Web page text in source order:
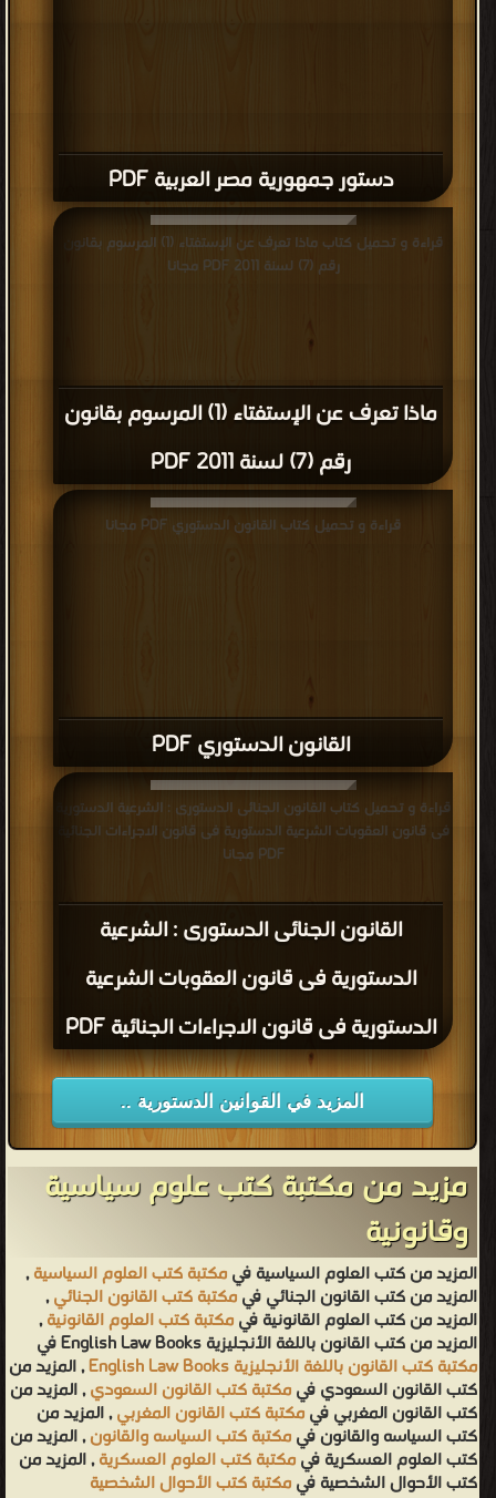
دستور جمهورية مصر العربية PDF
ماذا تعرف عن الإستفتاء (1) المرسوم بقانون
رقم (7) لسنة 2011 PDF
قراءة و تحميل كتاب ماذا تعرف عن الإستفتاء (1) المرسوم بقانون
رقم (7) لسنة 2011 PDF مجانا
القانون الدستوري PDF
قراءة و تحميل كتاب القانون الدستوري PDF مجانا
القانون الجنائى الدستورى : الشرعية
الدستورية فى قانون العقوبات الشرعية
الدستورية فى قانون الاجراءات الجنائية PDF
قراءة و تحميل كتاب القانون الجنائى الدستورى : الشرعية الدستورية
فى قانون العقوبات الشرعية الدستورية فى قانون الاجراءات الجنائية
PDF مجانا
المزيد في القوانين الدستورية ..
مزيد من مكتبة كتب علوم سياسية
وقانونية
المزيد من كتب العلوم السياسية فيمكتبة كتب العلوم السياسية,
المزيد من كتب القانون الجنائي فيمكتبة كتب القانون الجنائي,
المزيد من كتب العلوم القانونية فيمكتبة كتب العلوم القانونية,
المزيد من كتب القانون باللغة الأنجليزية English Law Books في
مكتبة كتب القانون باللغة الأنجليزية English Law Books , المزيد من
كتب القانون السعودي فيمكتبة كتب القانون السعودي, المزيد من
كتب القانون المغربي فيمكتبة كتب القانون المغربي, المزيد من
كتب السياسه والقانون فيمكتبة كتب السياسه والقانون, المزيد من
كتب العلوم العسكرية فيمكتبة كتب العلوم العسكرية, المزيد من
كتب الأحوال الشخصية فيمكتبة كتب الأحوال الشخصية